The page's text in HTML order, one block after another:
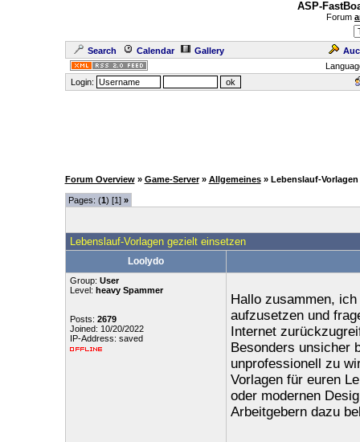
ASP-
Forum
Search Calendar Gallery
Login:
Forum Overview » Game-Server » Allgemeines » Lebenslauf-
Pages: (1) [1] »
Lebenslauf-Vorlagen gezielt einsetzen
Loolydo
Group: User
Level: heavy Spammer
Posts: 2679
Joined: 10/20/2022
IP-Address: saved
Hallo zusammen,
aufzusetzen und
Internet
Besonders unsicher
unprofessionell zu
Vorlagen für euren
oder modernen
Arbeitgebern dazu